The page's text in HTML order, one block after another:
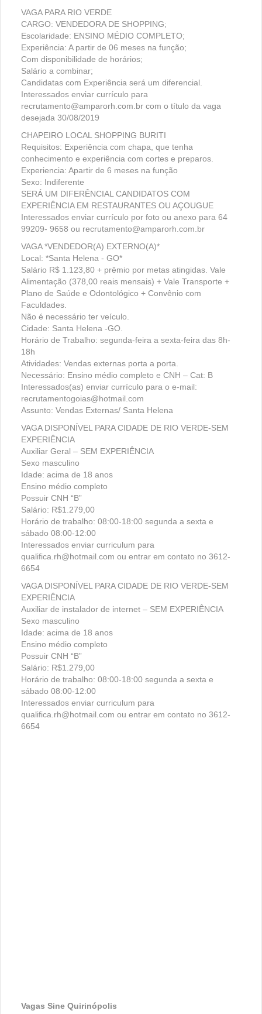
VAGA PARA RIO VERDE
CARGO: VENDEDORA DE SHOPPING;
Escolaridade: ENSINO MÉDIO COMPLETO;
Experiência: A partir de 06 meses na função;
Com disponibilidade de horários;
Salário a combinar;
Candidatas com Experiência será um diferencial.
Interessados enviar currículo para
recrutamento@amparorh.com.br com o título da vaga
desejada 30/08/2019
CHAPEIRO LOCAL SHOPPING BURITI
Requisitos: Experiência com chapa, que tenha
conhecimento e experiência com cortes e preparos.
Experiencia: Apartir de 6 meses na função
Sexo: Indiferente
SERÁ UM DIFERÊNCIAL CANDIDATOS COM
EXPERIÊNCIA EM RESTAURANTES OU AÇOUGUE
Interessados enviar currículo por foto ou anexo para 64
99209- 9658 ou recrutamento@amparorh.com.br
VAGA *VENDEDOR(A) EXTERNO(A)*
Local: *Santa Helena - GO*
Salário R$ 1.123,80 + prêmio por metas atingidas. Vale
Alimentação (378,00 reais mensais) + Vale Transporte +
Plano de Saúde e Odontológico + Convênio com
Faculdades.
Não é necessário ter veículo.
Cidade: Santa Helena -GO.
Horário de Trabalho: segunda-feira a sexta-feira das 8h-
18h
Atividades: Vendas externas porta a porta.
Necessário: Ensino médio completo e CNH – Cat: B
Interessados(as) enviar currículo para o e-mail:
recrutamentogoias@hotmail.com
Assunto: Vendas Externas/ Santa Helena
VAGA DISPONÍVEL PARA CIDADE DE RIO VERDE-SEM
EXPERIÊNCIA
Auxiliar Geral – SEM EXPERIÊNCIA
Sexo masculino
Idade: acima de 18 anos
Ensino médio completo
Possuir CNH “B”
Salário: R$1.279,00
Horário de trabalho: 08:00-18:00 segunda a sexta e
sábado 08:00-12:00
Interessados enviar curriculum para
qualifica.rh@hotmail.com ou entrar em contato no 3612-
6654
VAGA DISPONÍVEL PARA CIDADE DE RIO VERDE-SEM
EXPERIÊNCIA
Auxiliar de instalador de internet – SEM EXPERIÊNCIA
Sexo masculino
Idade: acima de 18 anos
Ensino médio completo
Possuir CNH “B”
Salário: R$1.279,00
Horário de trabalho: 08:00-18:00 segunda a sexta e
sábado 08:00-12:00
Interessados enviar curriculum para
qualifica.rh@hotmail.com ou entrar em contato no 3612-
6654
Vagas Sine Quirinópolis